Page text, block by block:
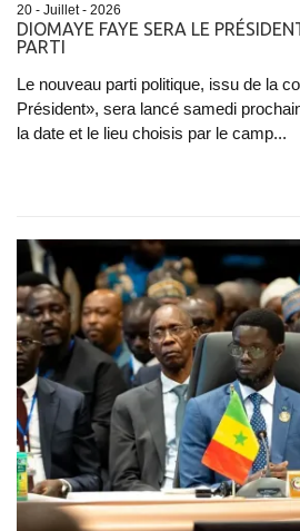
20 - Juillet - 2026
DIOMAYE FAYE SERA LE
PARTI
Le nouveau parti politique, issu de la
Président», sera lancé samedi
la date et le lieu choisis par le camp...